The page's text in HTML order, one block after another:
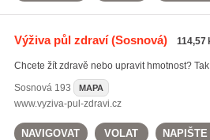
Výživa půl zdraví(Sosnová) 114,57
Chcete žít zdravě nebo upravit hmotnost?
Sosnová193 MAPA
www.vyziva-pul-zdravi.cz
NAVIGOVAT VOLAT NAPIŠTE